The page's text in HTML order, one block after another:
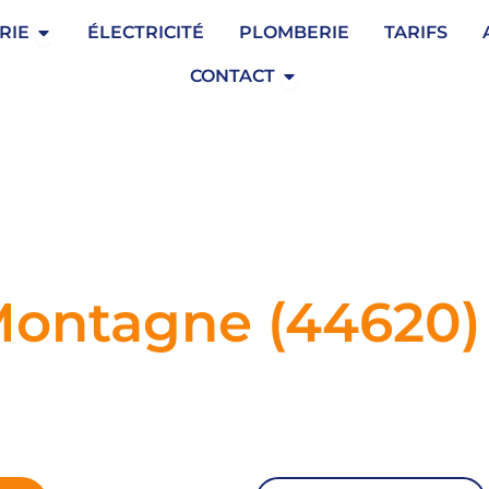
Ouvrir Serrurerie
ÉLECTRICITÉ PLOMBERIE TARIFS
CONTACT Ouvrir Contact
(44620)